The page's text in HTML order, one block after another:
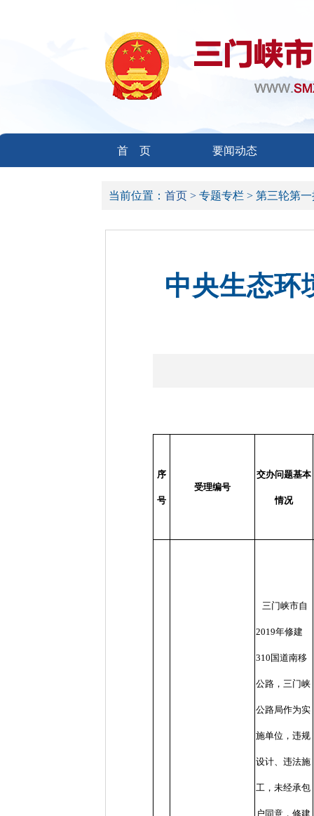
首 页 要闻动态
当前位置： 首页 > 专题专栏 > 第三轮第
中央生态环
序
号
受理编号
交办问题基本
情况
三门峡市自
2019年修建
310国道南移
公路，三门峡
公路局作为实
施单位，违规
设计、违法施
工，未经承包
户同意，修建